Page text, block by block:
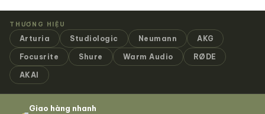
THƯƠNG HIỆU
Arturia Studiologic Neumann AKG
Focusrite Shure Warm Audio RØDE
AKAI
Giao hàng nhanh